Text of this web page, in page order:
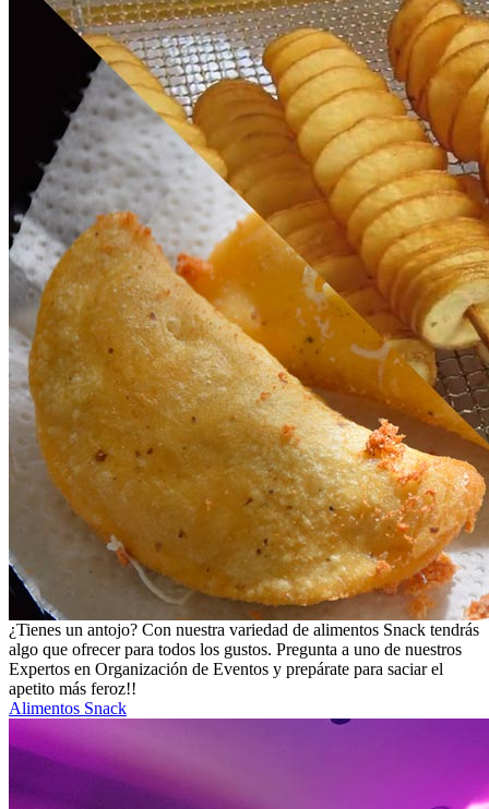
¿Tienes un antojo? Con nuestra variedad de alimentos Snack tendrás
algo que ofrecer para todos los gustos. Pregunta a uno de nuestros
Expertos en Organización de Eventos y prepárate para saciar el
apetito más feroz!!
Alimentos Snack